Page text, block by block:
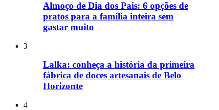
Almoço de Dia dos Pais: 6 opções de
pratos para a família inteira sem
gastar muito
3
Lalka: conheça a história da primeira
fábrica de doces artesanais de Belo
Horizonte
4